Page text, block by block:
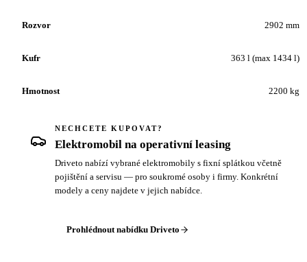
Rozvor 2902 mm
Kufr 363 l (max 1434 l)
Hmotnost 2200 kg
NECHCETE KUPOVAT?
Elektromobil na operativní leasing
Driveto nabízí vybrané elektromobily s fixní splátkou včetně
pojištění a servisu — pro soukromé osoby i firmy. Konkrétní
modely a ceny najdete v jejich nabídce.
Prohlédnout nabídku Driveto